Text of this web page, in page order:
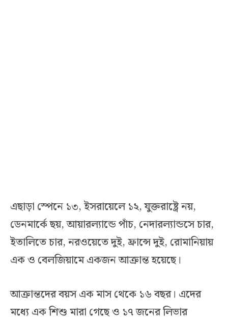
এছাড়া স্পেনে ১৩, ইসরায়েলে ১২, যুক্তরাষ্ট্রে নয়,
ডেনমার্কে ছয়, আয়ারল্যান্ডে পাঁচ, নেদারল্যান্ডসে চার,
ইতালিতে চার, নরওয়েতে দুই, ফ্রান্সে দুই, রোমানিয়ায়
এক ও বেলজিয়ামে একজন আক্রান্ত হয়েছে।
আক্রান্তদের বয়স এক মাস থেকে ১৬ বছর। এদের
মধ্যে এক শিশু মারা গেছে ও ১৭ জনের লিভার